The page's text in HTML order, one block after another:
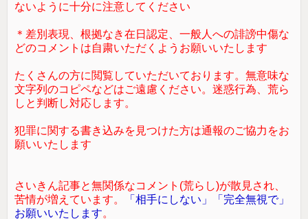
ないように十分に注意してください
＊差別表現、根拠なき在日認定、一般人への誹謗中傷な
どのコメントは自粛いただくようお願いいたします
たくさんの方に閲覧していただいております。無意味な
文字列のコピペなどはご遠慮ください。迷惑行為、荒ら
しと判断し対応します。
犯罪に関する書き込みを見つけた方は通報のご協力をお
願いいたします
さいきん記事と無関係なコメント(荒らし)が散見され、
苦情が増えています。
「相手にしない」「完全無視で」
お願いいたします。